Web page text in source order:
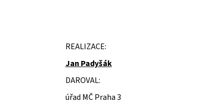
REALIZACE:
Jan Padyšák
DAROVAL:
úřad MČ Praha 3